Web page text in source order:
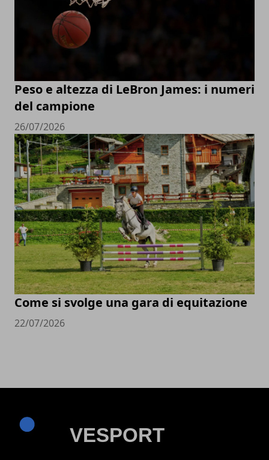
Peso e altezza di LeBron James: i numeri
del campione
26/07/2026
Come si svolge una gara di equitazione
22/07/2026